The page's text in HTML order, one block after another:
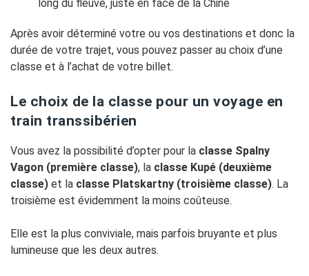
long du fleuve, juste en face de la Chine
Après avoir déterminé votre ou vos destinations et donc la
durée de votre trajet, vous pouvez passer au choix d’une
classe et à l’achat de votre billet.
Le choix de la classe pour un voyage en
train transsibérien
Vous avez la possibilité d’opter pour la classe Spalny
Vagon (première classe), la classe Kupé (deuxième
classe) et la classe Platskartny (troisième classe). La
troisième est évidemment la moins coûteuse.
Elle est la plus conviviale, mais parfois bruyante et plus
lumineuse que les deux autres.